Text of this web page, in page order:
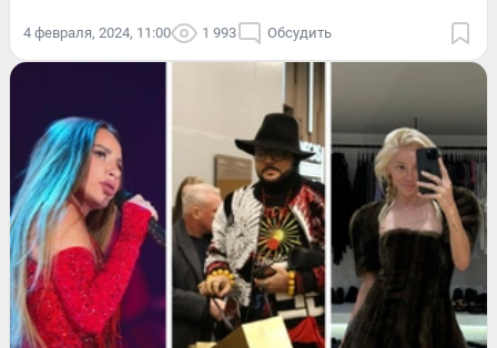
4 февраля, 2024, 11:00 1 993 Обсудить